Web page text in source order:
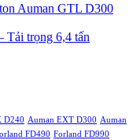
Auman GTL D300
Tải trọng 6,4 tấn
D240 Auman EXT D300 Auman
FD490 Forland FD990